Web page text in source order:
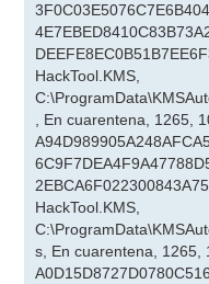
HackTool.KMS,
, En cuarentena, 1265,
HackTool.KMS,
s, En cuarentena, 1265,